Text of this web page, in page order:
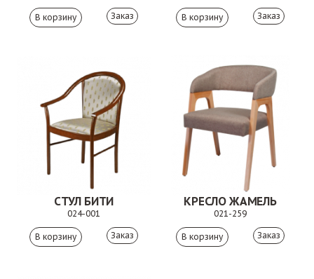
Заказ Заказ
СТУЛ БИТИ
024-001
Заказ
КРЕСЛО ЖАМЕЛЬ
021-259
Заказ